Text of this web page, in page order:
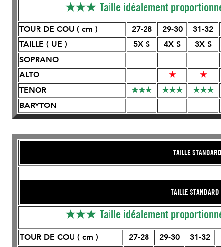
★★★ Taille idéalement
TOUR DE COU ( cm ) 27-28 29-30
31-32
TAILLE ( UE )
5X S 4X S
3X S
SOPRANO
ALTO
★
★
TENOR
★★★ ★★★ ★★★
BARYTON
TAILLE
TAILLE
★★★ Taille idéalement
TOUR DE COU ( cm ) 27-28 29-30 31-32